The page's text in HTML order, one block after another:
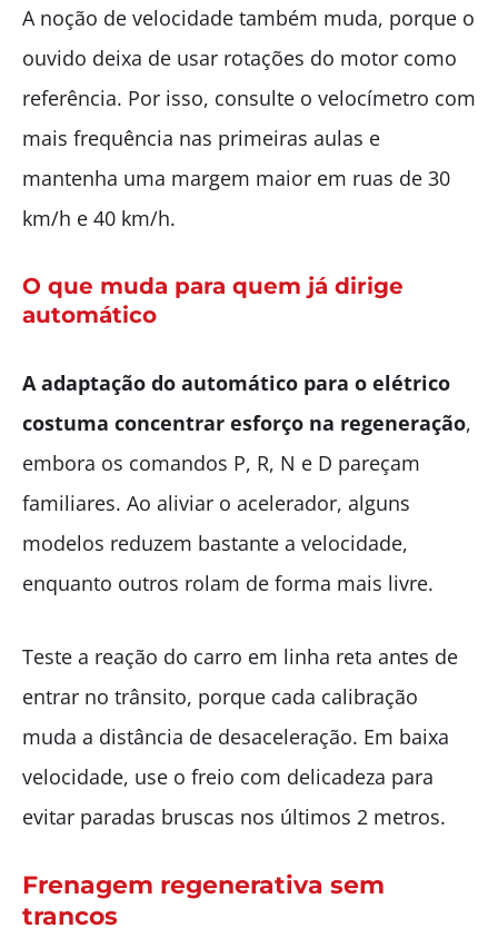
A noção de velocidade também muda, porque o
ouvido deixa de usar rotações do motor como
referência. Por isso, consulte o velocímetro com
mais frequência nas primeiras aulas e
mantenha uma margem maior em ruas de 30
km/h e 40 km/h.
O que muda para quem já dirige
automático
A adaptação do automático para o elétrico
costuma concentrar esforço na regeneração,
embora os comandos P, R, N e D pareçam
familiares. Ao aliviar o acelerador, alguns
modelos reduzem bastante a velocidade,
enquanto outros rolam de forma mais livre.
Teste a reação do carro em linha reta antes de
entrar no trânsito, porque cada calibração
muda a distância de desaceleração. Em baixa
velocidade, use o freio com delicadeza para
evitar paradas bruscas nos últimos 2 metros.
Frenagem regenerativa sem
trancos